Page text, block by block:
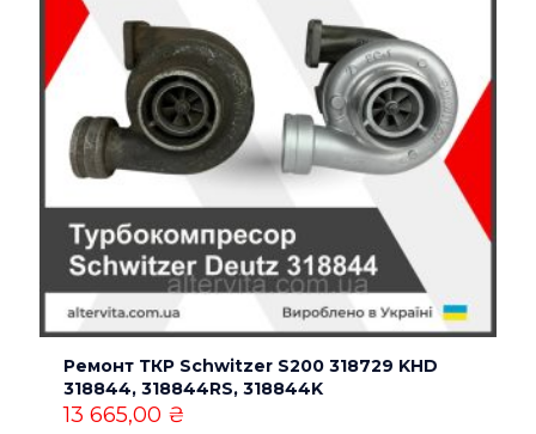
Ремонт ТКР Schwitzer S200 318729 KHD
318844, 318844RS, 318844K
13 665,00 ₴